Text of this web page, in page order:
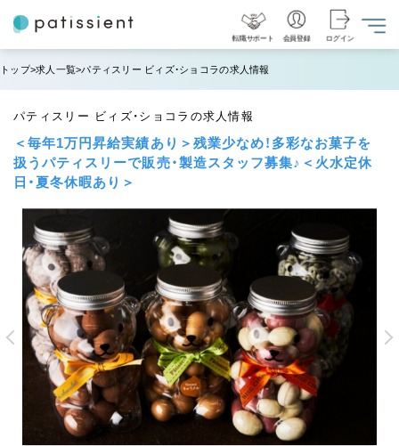
転職サポート 会員登録 ログイン
トップ 求人一覧 パティスリー ビィズ・ショコラの求人情報
パティスリー ビィズ・ショコラの求人情報
＜毎年1万円昇給実績あり＞残業少なめ！多彩なお菓子を
扱うパティスリーで販売・製造スタッフ募集♪＜火水定休
日・夏冬休暇あり＞